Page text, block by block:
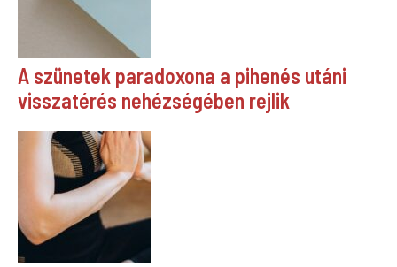
A szünetek paradoxona a pihenés utáni
visszatérés nehézségében rejlik